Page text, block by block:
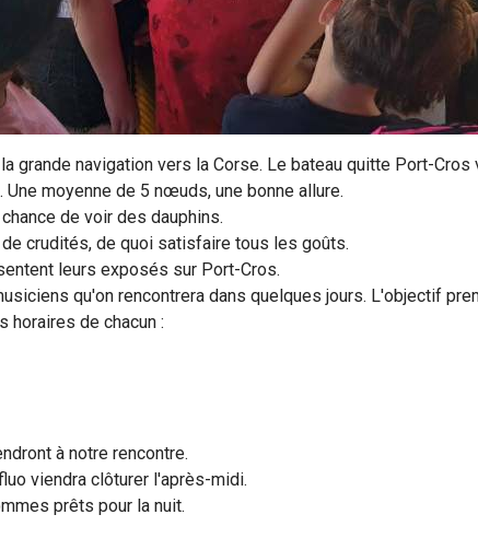
grande navigation vers la Corse. Le bateau quitte Port-
moyenne de 5 nœuds, une bonne allure.
de voir des dauphins.
crudités, de quoi satisfaire tous les goûts.
leurs exposés sur Port-Cros.
qu'on rencontrera dans quelques jours. L'objectif
horaires de chacun :
à notre rencontre.
viendra clôturer l'après-midi.
prêts pour la nuit.